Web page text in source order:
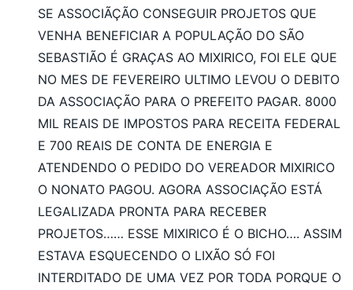
SE ASSOCIÃÇÃO CONSEGUIR PROJETOS QUE
VENHA BENEFICIAR A POPULAÇÃO DO SÃO
SEBASTIÃO É GRAÇAS AO MIXIRICO, FOI ELE QUE
NO MES DE FEVEREIRO ULTIMO LEVOU O DEBITO
DA ASSOCIAÇÃO PARA O PREFEITO PAGAR. 8000
MIL REAIS DE IMPOSTOS PARA RECEITA FEDERAL
E 700 REAIS DE CONTA DE ENERGIA E
ATENDENDO O PEDIDO DO VEREADOR MIXIRICO
O NONATO PAGOU. AGORA ASSOCIAÇÃO ESTÁ
LEGALIZADA PRONTA PARA RECEBER
PROJETOS…… ESSE MIXIRICO É O BICHO…. ASSIM
ESTAVA ESQUECENDO O LIXÃO SÓ FOI
INTERDITADO DE UMA VEZ POR TODA PORQUE O